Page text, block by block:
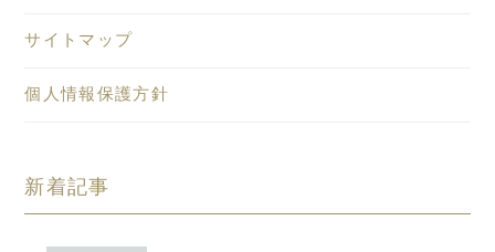
サイトマップ
個人情報保護方針
新着記事